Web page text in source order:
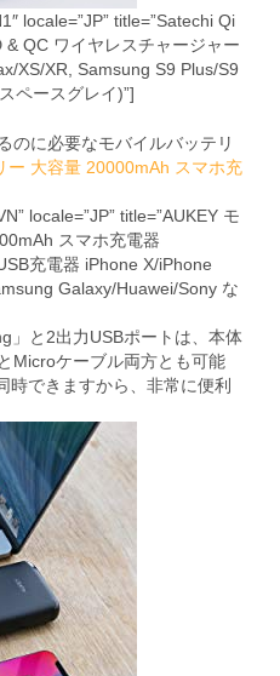
locale=”JP” title=”Satechi Qi
QC ワイヤレスチャージャー
XS/XR, Samsung S9 Plus/S9
ペースグレイ)”]
のに必要なモバイルバッテリ
ー 大容量 20000mAh スマホ充
locale=”JP” title=”AUKEY モ
スマホ充電器
充電器 iPhone X/iPhone
Galaxy/Huawei/Sony な
」と2出力USBポートは、本体
Microケーブル両方とも可能
時できますから、非常に便利